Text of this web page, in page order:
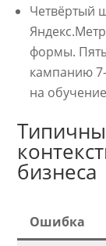
Четвёртый
формы.
кампанию
на
бизнеса
Ошибка